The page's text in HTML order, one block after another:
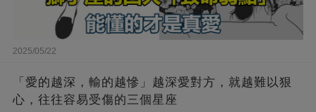
2025/05/22
「愛的越深，輸的越慘」越深愛對方，就越難以狠
心，往往容易受傷的三個星座